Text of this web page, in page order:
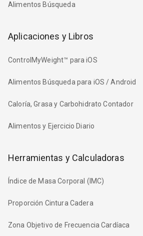
Alimentos Búsqueda
Aplicaciones y Libros
ControlMyWeight™ para iOS
Alimentos Búsqueda para iOS / Android
Caloría, Grasa y Carbohidrato Contador
Alimentos y Ejercicio Diario
Herramientas y Calculadoras
Índice de Masa Corporal (IMC)
Proporción Cintura Cadera
Zona Objetivo de Frecuencia Cardíaca